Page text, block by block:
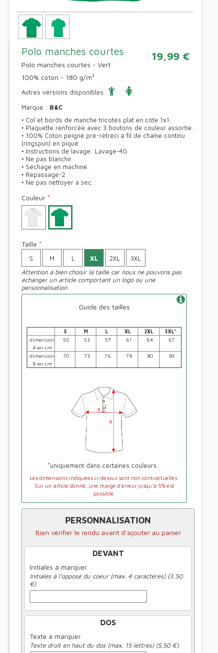
Polo manches courtes 19,99 €
Polo manches courtes - Vert
100% coton - 180 g/m²
Autres versions disponibles
Marque : B&C
• Col et bords de manche tricotés plat en côte 1x1.
• Plaquette renforcée avec 3 boutons de couleur assortie.
• 100% Coton peigné pré-rétréci à fil de chaîne continu
(ringspun) en piqué.
• Instructions de lavage: Lavage-40.
• Ne pas blanchir.
• Séchage en machine.
• Repassage-2.
• Ne pas nettoyer à sec.
Couleur *
Taille *
S M L XL 2XL
3XL
Attention à bien choisir la taille car nous ne pouvons pas
échanger un article comportant un logo ou une
personnalisation
Guide des tailles
S M L XL 2XL
3XL*
dimension
A en cm
50 53 57 61 64 67
dimension
B en cm
70 73 76 78 80 83
*uniquement dans certaines couleurs
Les dimensions indiquées ci-dessus sont non contractuelles.
Sur un article donné, une marge d'erreur jusqu'à 5% est
possible.
PERSONNALISATION
Bien vérifier le rendu avant d'ajouter au panier
DEVANT
Initiales à marquer
Initiales à l'opposé du coeur (max. 4 caractères) (3,50
€)
DOS
Texte à marquer
Texte droit en haut du dos (max. 15 lettres) (5,50 €)